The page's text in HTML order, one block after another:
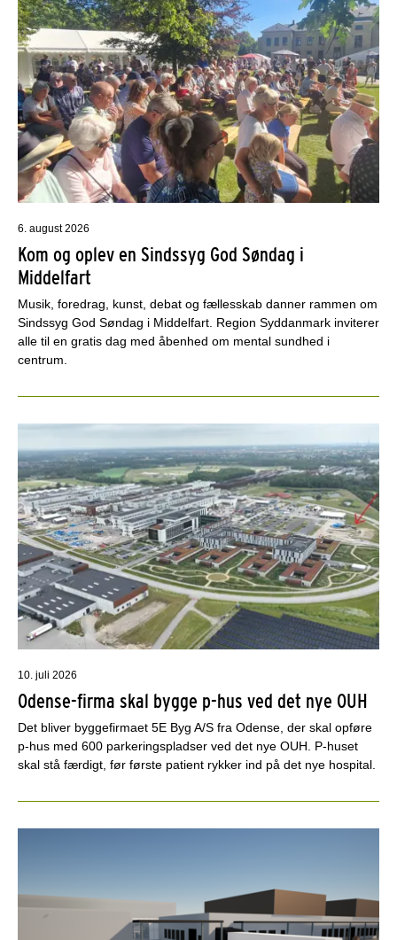
6. august 2026
Kom og oplev en Sindssyg God Søndag i
Middelfart
Musik, foredrag, kunst, debat og fællesskab danner rammen om
Sindssyg God Søndag i Middelfart. Region Syddanmark inviterer
alle til en gratis dag med åbenhed om mental sundhed i
centrum.
10. juli 2026
Odense-firma skal bygge p-hus ved det nye OUH
Det bliver byggefirmaet 5E Byg A/S fra Odense, der skal opføre
p-hus med 600 parkeringspladser ved det nye OUH. P-huset
skal stå færdigt, før første patient rykker ind på det nye hospital.